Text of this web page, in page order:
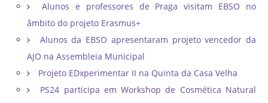
Alunos e professores de Praga visitam EBSO no
âmbito do projeto Erasmus+
Alunos da EBSO apresentaram projeto vencedor da
AJO na Assembleia Municipal
Projeto EDxperimentar II na Quinta da Casa Velha
PS24 participa em Workshop de Cosmética Natural